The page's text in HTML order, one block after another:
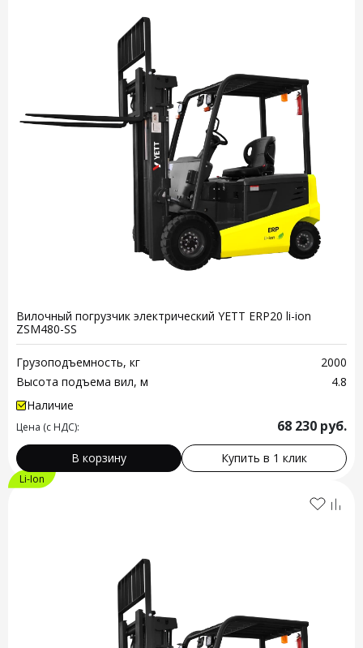
Вилочный погрузчик электрический YETT ERP20 li-ion
ZSM480-SS
Грузоподъемность, кг
2000
Высота подъема вил, м
4.8
Наличие
Цена (с НДС): 68 230 руб.
В корзину Купить в 1 клик
Li-Ion